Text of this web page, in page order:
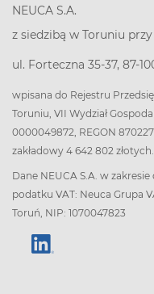
NEUCA S.A.
z siedzibą w Toruniu przy
ul. Forteczna 35-37, 87-
wpisana do Rejestru
Toruniu, VII Wydział
0000049872, REGON
zakładowy 4 642 802 złotych.
Dane NEUCA S.A. w
podatku VAT: Neuca Grupa
Toruń, NIP: 1070047823